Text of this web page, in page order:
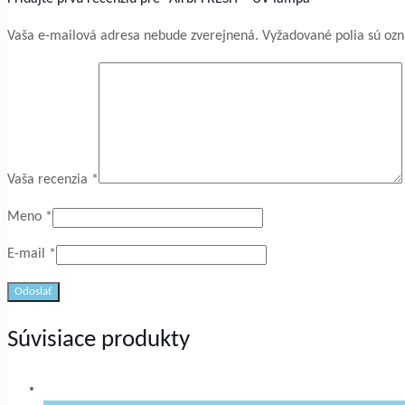
Vaša e-mailová adresa nebude zverejnená. Vyžadované polia sú
Vaša recenzia *
Meno *
E-mail *
Súvisiace produkty